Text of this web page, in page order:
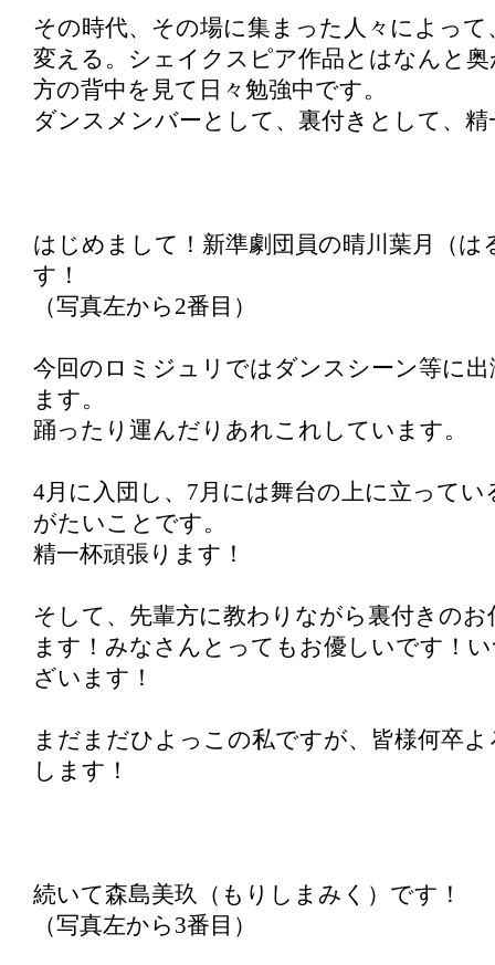
その時代、その場に集まった人々によっ
変える。シェイクスピア作品とはなんと
方の背中を見て日々勉強中です。
ダンスメンバーとして、裏付きとして、
はじめまして！新準劇団員の晴川葉月（は
す！
（写真左から2番目）
今回のロミジュリではダンスシーン等に
ます。
踊ったり運んだりあれこれしています。
4月に入団し、7月には舞台の上に立って
がたいことです。
精一杯頑張ります！
そして、先輩方に教わりながら裏付きの
ます！みなさんとってもお優しいです！
ざいます！
まだまだひよっこの私ですが、皆様何卒
します！
続いて森島美玖（もりしまみく）です！
（写真左から3番目）